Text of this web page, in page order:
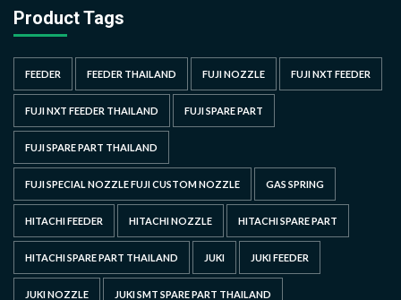
Product Tags
FEEDER FEEDER THAILAND FUJI NOZZLE FUJI NXT FEEDER
FUJI NXT FEEDER THAILAND FUJI SPARE PART
FUJI SPARE PART THAILAND
FUJI SPECIAL NOZZLE FUJI CUSTOM NOZZLE GAS SPRING
HITACHI FEEDER HITACHI NOZZLE HITACHI SPARE PART
HITACHI SPARE PART THAILAND JUKI JUKI FEEDER
JUKI NOZZLE JUKI SMT SPARE PART THAILAND